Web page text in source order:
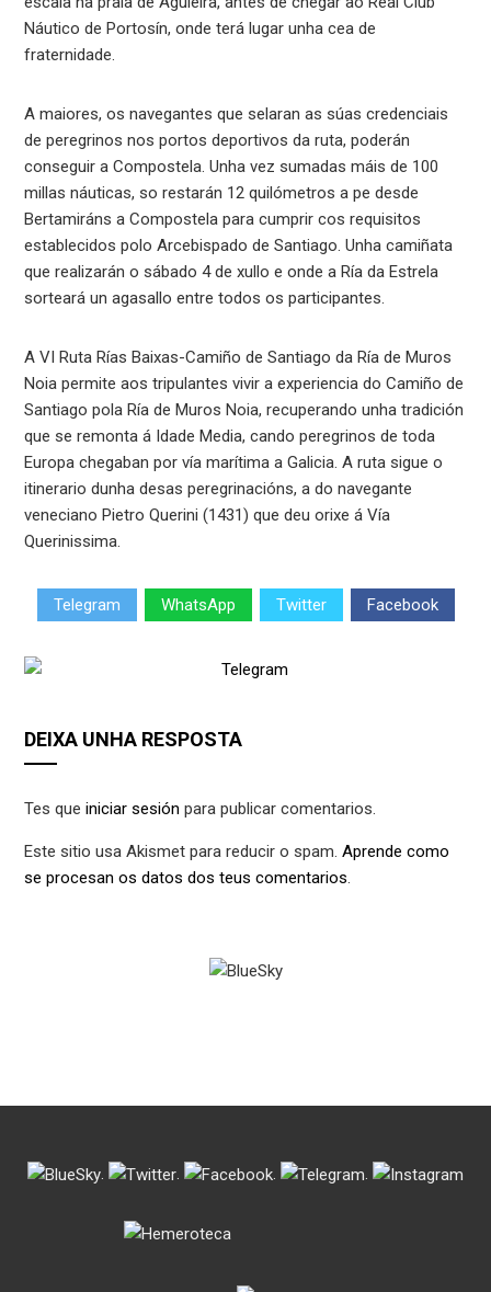
Náutico de Portosín, onde terá lugar unha cea de
fraternidade.
A maiores, os navegantes que selaran as súas credenciais
de peregrinos nos portos deportivos da ruta, poderán
conseguir a Compostela. Unha vez sumadas máis de 100
millas náuticas, so restarán 12 quilómetros a pe desde
Bertamiráns a Compostela para cumprir cos requisitos
establecidos polo Arcebispado de Santiago. Unha camiñata
que realizarán o sábado 4 de xullo e onde a Ría da Estrela
sorteará un agasallo entre todos os participantes.
A VI Ruta Rías Baixas-Camiño de Santiago da Ría de Muros
Noia permite aos tripulantes vivir a experiencia do Camiño de
Santiago pola Ría de Muros Noia, recuperando unha tradición
que se remonta á Idade Media, cando peregrinos de toda
Europa chegaban por vía marítima a Galicia. A ruta sigue o
itinerario dunha desas peregrinacións, a do navegante
veneciano Pietro Querini (1431) que deu orixe á Vía
Querinissima.
Telegram WhatsApp Twitter Facebook
DEIXA UNHA RESPOSTA
Tes queiniciar sesión para publicar comentarios.
Este sitio usa Akismet para reducir o spam.Aprende como
se procesan os datos dos teus comentarios.
. . . .